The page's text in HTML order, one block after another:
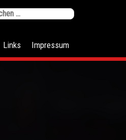
Suchen
Links Impressum